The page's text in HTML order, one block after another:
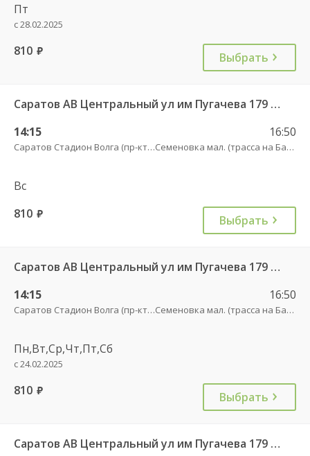
Пт
с 28.02.2025
810 руб. Выбрать
Саратов АВ Центральный ул им Пугачева 179 А — Балашов (Привокзальная площадь 7) 603-1
14:15
Саратов Стадион Волга (пр-кт Энтузиастов, 18 А)
16:50
Семеновка мал. (трасса на Балашов)
Вс
810 руб. Выбрать
Саратов АВ Центральный ул им Пугачева 179 А — Романовка рп (ул Советская 116)
14:15
Саратов Стадион Волга (пр-кт Энтузиастов, 18 А)
16:50
Семеновка мал. (трасса на Балашов)
Пн,Вт,Ср,Чт,Пт,Сб
с 24.02.2025
810 руб. Выбрать
Саратов АВ Центральный ул им Пугачева 179 А — Балашов (Привокзальная площадь 7) 603-1